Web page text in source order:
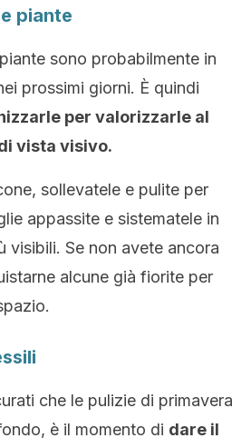
piante
sono probabilmente in
prossimi giorni. È quindi
per valorizzarle al
vista visivo.
sollevatele e pulite per
appassite e sistematele in
visibili. Se non avete ancora
alcune già fiorite per
che le pulizie di primavera
è il momento di dare il